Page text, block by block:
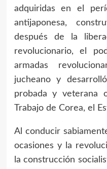
adquiridas en el
antijaponesa,
después de la
revolucionario, el
armadas
jucheano y
probada y veterana
Trabajo de Corea, el
Al conducir
ocasiones y la
la construcción